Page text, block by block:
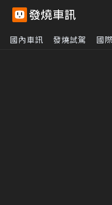
國內車訊 發燒試駕 國